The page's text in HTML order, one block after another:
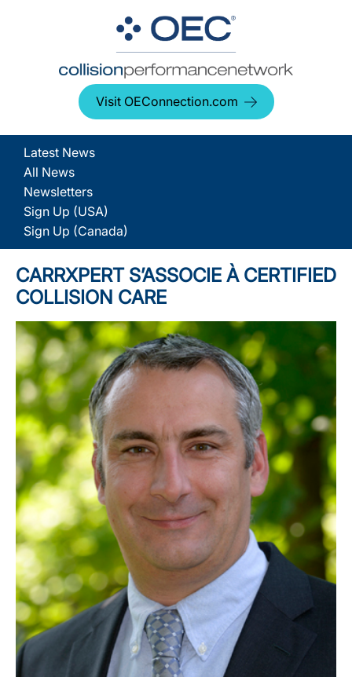
Visit OEConnection.com
Latest News
All News
Newsletters
Sign Up (USA)
Sign Up (Canada)
CARRXPERT S’ASSOCIE À CERTIFIED
COLLISION CARE